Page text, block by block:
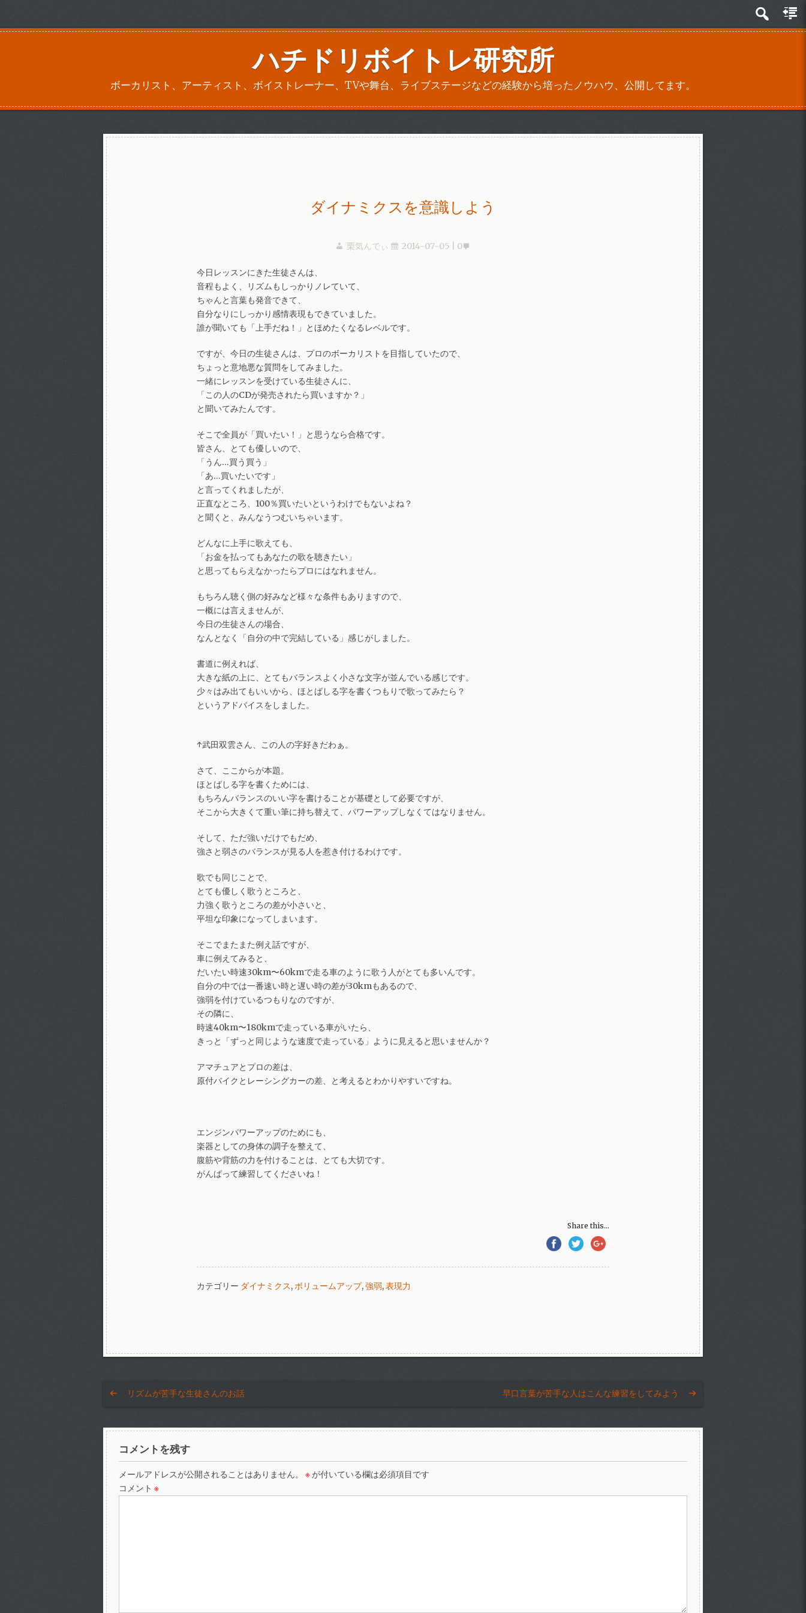
ハチドリボイトレ研究所
ボーカリスト、アーティスト、ボイストレーナー、TVや舞台、ライブステージなどの経験から培ったノウハウ、公開してます。
ダイナミクスを意識しよう
栗気んでぃ 2014-07-05 0
今日レッスンにきた生徒さんは、
音程もよく、リズムもしっかりノレていて、
ちゃんと言葉も発音できて、
自分なりにしっかり感情表現もできていました。
誰が聞いても「上手だね！」とほめたくなるレベルです。
ですが、今日の生徒さんは、プロのボーカリストを目指していたので、
ちょっと意地悪な質問をしてみました。
一緒にレッスンを受けている生徒さんに、
「この人のCDが発売されたら買いますか？」
と聞いてみたんです。
そこで全員が「買いたい！」と思うなら合格です。
皆さん、とても優しいので、
「うん…買う買う」
「あ…買いたいです」
と言ってくれましたが、
正直なところ、100％買いたいというわけでもないよね？
と聞くと、みんなうつむいちゃいます。
どんなに上手に歌えても、
「お金を払ってもあなたの歌を聴きたい」
と思ってもらえなかったらプロにはなれません。
もちろん聴く側の好みなど様々な条件もありますので、
一概には言えませんが、
今日の生徒さんの場合、
なんとなく「自分の中で完結している」感じがしました。
書道に例えれば、
大きな紙の上に、とてもバランスよく小さな文字が並んでいる感じです。
少々はみ出てもいいから、ほとばしる字を書くつもりで歌ってみたら？
というアドバイスをしました。
↑武田双雲さん、この人の字好きだわぁ。
さて、ここからが本題。
ほとばしる字を書くためには、
もちろんバランスのいい字を書けることが基礎として必要ですが、
そこから大きくて重い筆に持ち替えて、パワーアップしなくてはなりません。
そして、ただ強いだけでもだめ、
強さと弱さのバランスが見る人を惹き付けるわけです。
歌でも同じことで、
とても優しく歌うところと、
力強く歌うところの差が小さいと、
平坦な印象になってしまいます。
そこでまたまた例え話ですが、
車に例えてみると、
だいたい時速30km〜60kmで走る車のように歌う人がとても多いんです。
自分の中では一番速い時と遅い時の差が30kmもあるので、
強弱を付けているつもりなのですが、
その隣に、
時速40km〜180kmで走っている車がいたら、
きっと「ずっと同じような速度で走っている」ように見えると思いませんか？
アマチュアとプロの差は、
原付バイクとレーシングカーの差、と考えるとわかりやすいですね。
エンジンパワーアップのためにも、
楽器としての身体の調子を整えて、
腹筋や背筋の力を付けることは、とても大切です。
がんばって練習してくださいね！
Share this...
カテゴリー ダイナミクス,ボリュームアップ,強弱,表現力
リズムが苦手な生徒さんのお話 早口言葉が苦手な人はこんな練習をしてみよう
コメントを残す
メールアドレスが公開されることはありません。 ※が付いている欄は必須項目です
コメント ※